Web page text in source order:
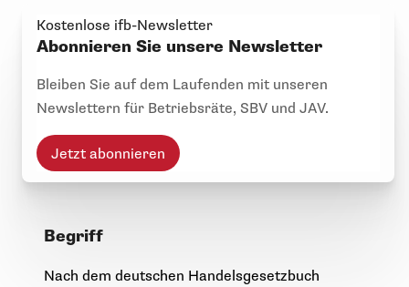
Kostenlose ifb-Newsletter
Abonnieren Sie unsere Newsletter
Bleiben Sie auf dem Laufenden mit unseren
Newslettern für Betriebsräte, SBV und JAV.
Jetzt abonnieren
Begriff
Nach dem deutschen Handelsgesetzbuch